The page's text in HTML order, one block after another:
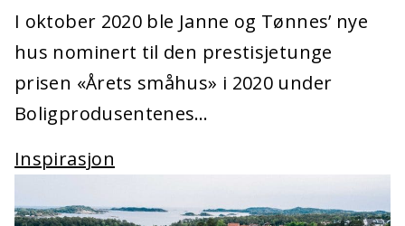
I oktober 2020 ble Janne og Tønnes’ nye
hus nominert til den prestisjetunge
prisen «Årets småhus» i 2020 under
Boligprodusentenes…
Inspirasjon